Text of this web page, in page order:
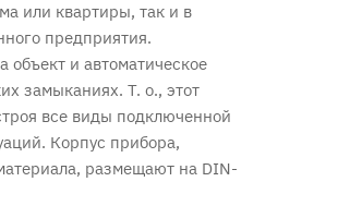
или квартиры, так и в
предприятия.
объект и автоматическое
замыканиях. Т. о., этот
все виды подключенной
Корпус прибора,
размещают на DIN-